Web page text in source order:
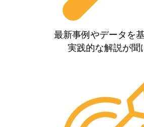
最新事例やデータを
実践的な解説が聞